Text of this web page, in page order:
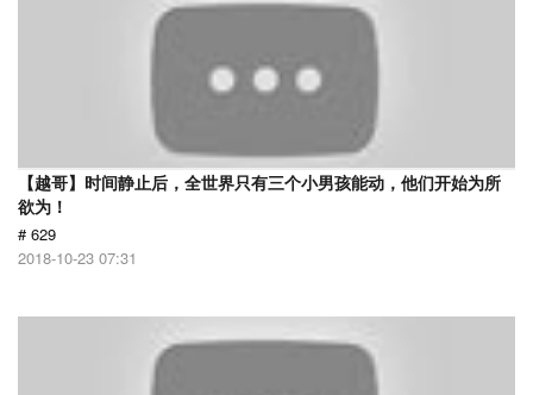
【越哥】时间静止后，全世界只有三个小男孩能动，他们开始为所
欲为！
# 629
2018-10-23 07:31